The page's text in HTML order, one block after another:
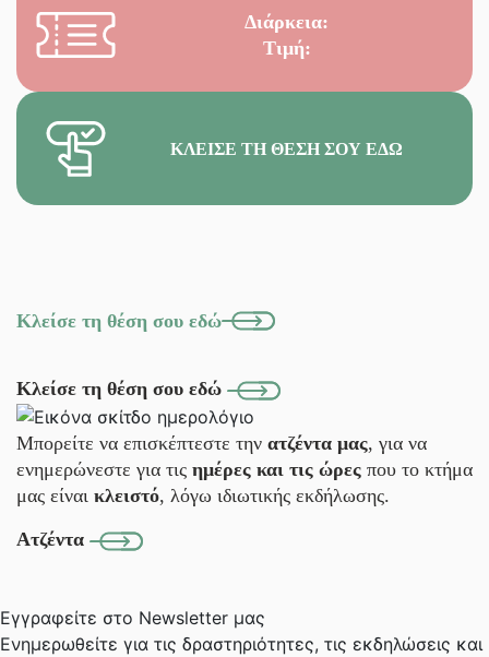
Διάρκεια:
Τιμή:
ΚΛΕΊΣΕ ΤΗ ΘΈΣΗ ΣΟΥ ΕΔΏ
Κλείσε τη θέση σου εδώ
Κλείσε τη θέση σου εδώ
Μπορείτε να επισκέπτεστε την ατζέντα μας, για να
ενημερώνεστε για τις ημέρες και τις ώρες που το κτήμα
μας είναι κλειστό, λόγω ιδιωτικής εκδήλωσης.
Ατζέντα
Εγγραφείτε στο Newsletter μας
Ενημερωθείτε για τις δραστηριότητες, τις εκδηλώσεις και